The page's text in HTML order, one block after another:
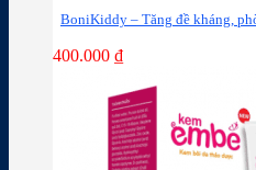
BoniKiddy – Tăng đề kháng,
400.000 ₫